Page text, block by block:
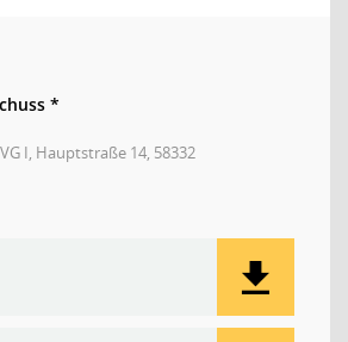
*
I, Hauptstraße 14, 58332